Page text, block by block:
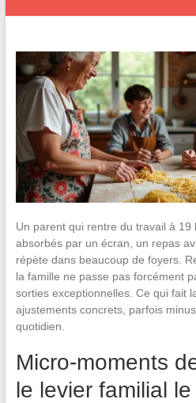
Un parent qui rentre du travail à 19
absorbés par un écran, un repas
répète dans beaucoup de foyers.
la famille ne passe pas forcément
sorties exceptionnelles. Ce qui fait
ajustements concrets, parfois
quotidien.
Micro-moments
le levier familial